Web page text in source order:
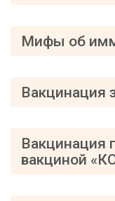
Мифы об
Вакцинация
Вакцинация
вакциной